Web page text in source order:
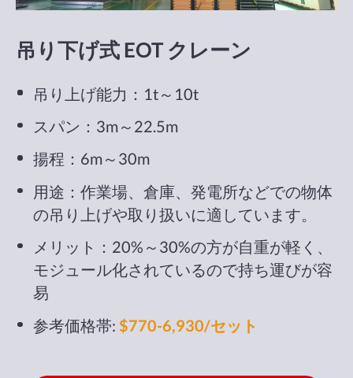
吊り下げ式 EOT クレーン
吊り上げ能力：1t～10t
スパン：3m～22.5m
揚程：6m～30m
用途：作業場、倉庫、発電所などでの物体
の吊り上げや取り扱いに適しています。
メリット：20%～30%の方が自重が軽く、
モジュール化されているので持ち運びが容
易
参考価格帯: $770-6,930/セット